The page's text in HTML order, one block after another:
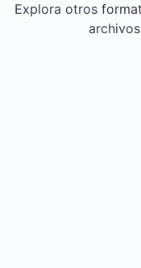
Explora otros